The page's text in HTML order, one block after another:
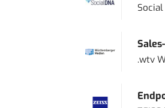
Social
.wtv